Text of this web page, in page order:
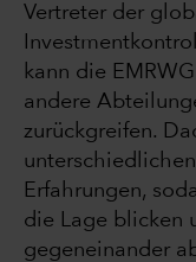
Vertreter der
kann die
andere
zurückgreifen.
Erfahrungen,
die Lage blicken
gegeneinander